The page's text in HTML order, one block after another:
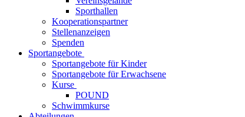
Sporthallen
Kooperationspartner
Stellenanzeigen
Spenden
Sportangebote
Sportangebote für Kinder
Sportangebote für Erwachsene
Kurse
POUND
Schwimmkurse